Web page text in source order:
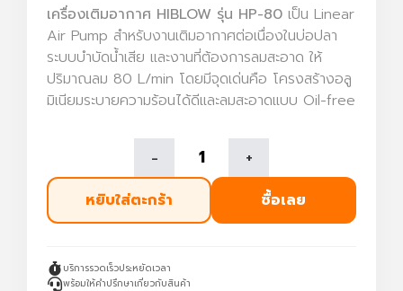
เครื่องเติมอากาศ HIBLOW รุ่น HP-80 เป็น Linear
Air Pump สำหรับงานเติมอากาศต่อเนื่องในบ่อปลา
ระบบบำบัดน้ำเสีย และงานที่ต้องการลมสะอาด ให้
ปริมาณลม 80 L/min โดยมีจุดเด่นคือ โครงสร้างอลู
มิเนียมระบายความร้อนได้ดีและลมสะอาดแบบ Oil-free
- +
หยิบใส่ตะกร้า ซื้อเลย
บริการรวดเร็วประหยัดเวลา
พร้อมให้คำปรึกษาเกี่ยวกับสินค้า